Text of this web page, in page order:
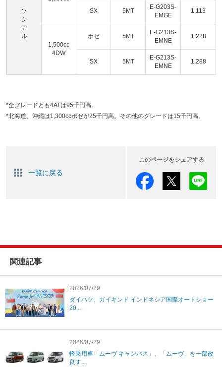
ソ
シ
ア
ル
SX 5MT
E-G203S-
EMGE
1,113
1,500cc
4DW
ポゼ 5MT
E-G213S-
EMNE
1,228
SX 5MT
E-G213S-
EMNE
1,288
*全グレードとも4ATは95千円高。
*北海道、沖縄は1,300ccポゼが25千円高。その他のグレードは15千円高。
一覧に戻る
このページをシェアする
関連記事
2026/07/29
ダイハツ、ガイキンド インドネシア国際オートショー
20...
2026/07/29
軽乗用車「ムーヴ キャンバス」、「ムーヴ」を一部改
良す...